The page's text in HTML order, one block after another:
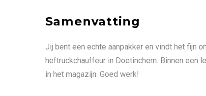
Samenvatting
Jij bent een echte aanpakker en vindt het fijn
heftruckchauffeur in Doetinchem. Binnen een
in het magazijn. Goed werk!